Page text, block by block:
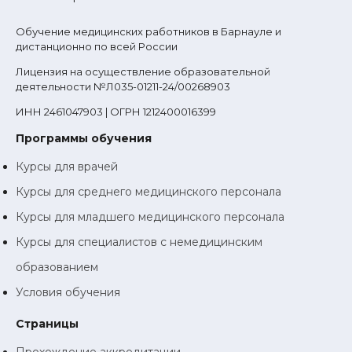
Обучение медицинских работников в Барнауле и
дистанционно по всей России
Лицензия на осуществление образовательной
деятельности №Л035-01211-24/00268903
ИНН 2461047903 | ОГРН 1212400016399
Программы обучения
Курсы для врачей
Курсы для среднего медицинского персонала
Курсы для младшего медицинского персонала
Курсы для специалистов с немедицинским
образованием
Условия обучения
Страницы